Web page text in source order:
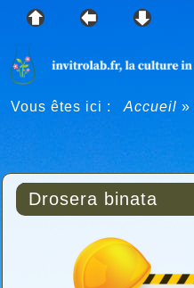
Vous êtes ici : Accueil »
Drosera binata